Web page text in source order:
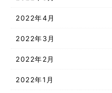
2022年4月
2022年3月
2022年2月
2022年1月